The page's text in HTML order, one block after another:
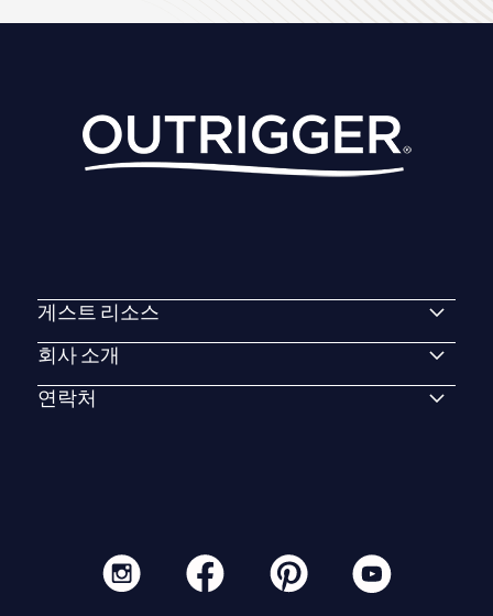
게스트 리소스
회사 소개
연락처